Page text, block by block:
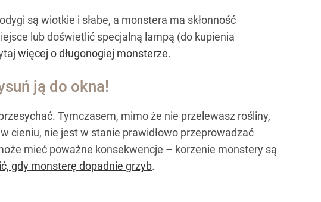
są wiotkie i słabe, a monstera ma skłonność
lub doświetlić specjalną lampą (do kupienia
więcej o długonogiej monsterze.
ją do okna!
Tymczasem, mimo że nie przelewasz rośliny,
cieniu, nie jest w stanie prawidłowo przeprowadzać
mieć poważne konsekwencje – korzenie monstery są
gdy monsterę dopadnie grzyb.